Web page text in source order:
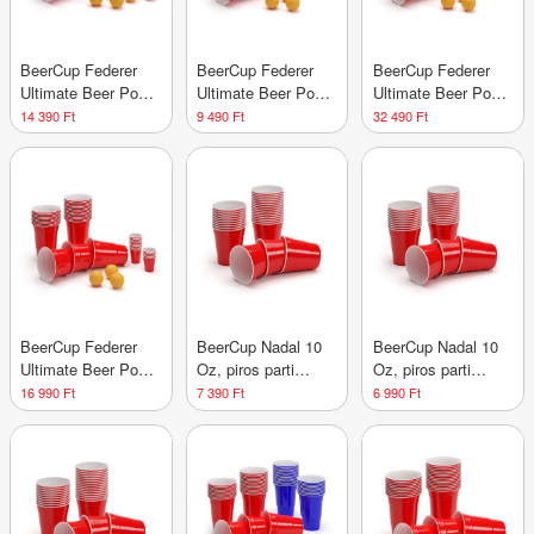
BeerCup Federer
Ultimate Beer Pong
party csomag, Red
Cups, Shot Cups,
14 390 Ft
BeerCup Federer
Ultimate Beer Pong
party csomag, Red
Cups, Shot Cups,
9 490 Ft
BeerCup Federer
Ultimate Beer Pong
party csomag, Red
Cups, Shot Cups,
32 490 Ft
BeerCup Federer
Ultimate Beer Pong
party csomag, Red
Cups, Shot Cups,
16 990 Ft
BeerCup Nadal 10
Oz, piros parti
poharak, amerikai
egyetemi stílusban,
újrafelhasználható
7 390 Ft
BeerCup Nadal 10
Oz, piros parti
poharak, US-
College Style, 295
újrafelhasználható
6 990 Ft